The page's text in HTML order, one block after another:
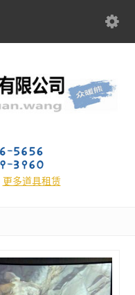
更多道具租赁